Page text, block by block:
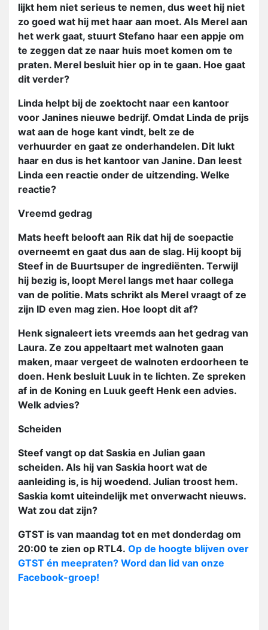
lijkt hem niet serieus te nemen, dus weet hij niet
zo goed wat hij met haar aan moet. Als Merel aan
het werk gaat, stuurt Stefano haar een appje om
te zeggen dat ze naar huis moet komen om te
praten. Merel besluit hier op in te gaan. Hoe gaat
dit verder?
Linda helpt bij de zoektocht naar een kantoor
voor Janines nieuwe bedrijf. Omdat Linda de prijs
wat aan de hoge kant vindt, belt ze de
verhuurder en gaat ze onderhandelen. Dit lukt
haar en dus is het kantoor van Janine. Dan leest
Linda een reactie onder de uitzending. Welke
reactie?
Vreemd gedrag
Mats heeft belooft aan Rik dat hij de soepactie
overneemt en gaat dus aan de slag. Hij koopt bij
Steef in de Buurtsuper de ingrediënten. Terwijl
hij bezig is, loopt Merel langs met haar collega
van de politie. Mats schrikt als Merel vraagt of ze
zijn ID even mag zien. Hoe loopt dit af?
Henk signaleert iets vreemds aan het gedrag van
Laura. Ze zou appeltaart met walnoten gaan
maken, maar vergeet de walnoten erdoorheen te
doen. Henk besluit Luuk in te lichten. Ze spreken
af in de Koning en Luuk geeft Henk een advies.
Welk advies?
Scheiden
Steef vangt op dat Saskia en Julian gaan
scheiden. Als hij van Saskia hoort wat de
aanleiding is, is hij woedend. Julian troost hem.
Saskia komt uiteindelijk met onverwacht nieuws.
Wat zou dat zijn?
GTST is van maandag tot en met donderdag om
20:00 te zien op RTL4. Op de hoogte blijven over
GTST én meepraten? Word dan lid van onze
Facebook-groep!